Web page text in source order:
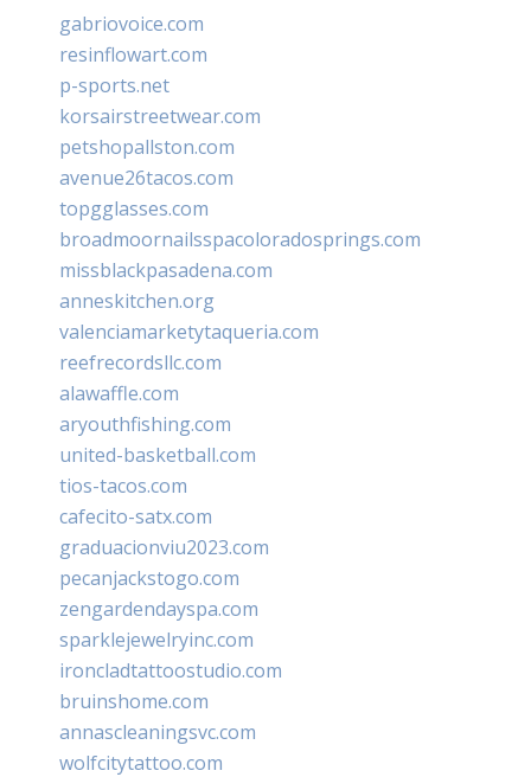
gabriovoice.com
resinflowart.com
p-sports.net
korsairstreetwear.com
petshopallston.com
avenue26tacos.com
topgglasses.com
broadmoornailsspacoloradosprings.com
missblackpasadena.com
anneskitchen.org
valenciamarketytaqueria.com
reefrecordsllc.com
alawaffle.com
aryouthfishing.com
united-basketball.com
tios-tacos.com
cafecito-satx.com
graduacionviu2023.com
pecanjackstogo.com
zengardendayspa.com
sparklejewelryinc.com
ironcladtattoostudio.com
bruinshome.com
annascleaningsvc.com
wolfcitytattoo.com